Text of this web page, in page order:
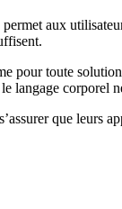
aux
pour toute
langage corporel
que leurs